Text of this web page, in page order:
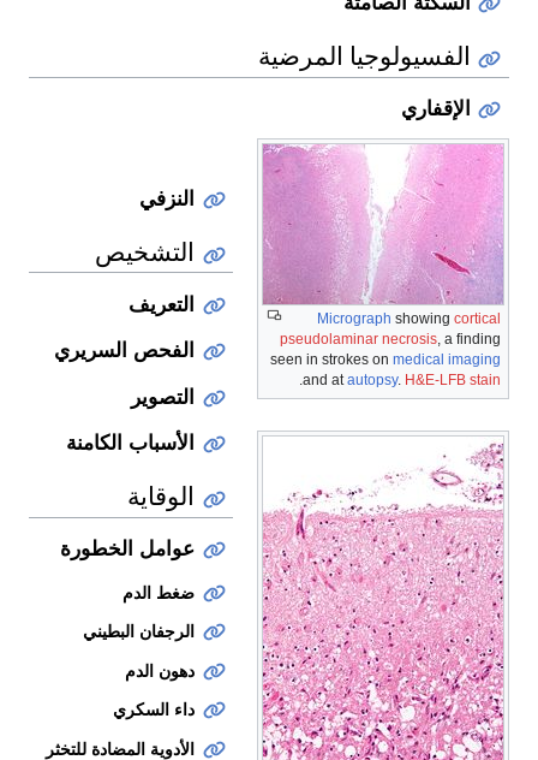
الفسيولوجيا المرضية
الإقفاري
Micrograph showing cortical
pseudolaminar necrosis, a finding
seen in strokes on medical imaging
and atautopsy. H&E-LFB stain
.
النزفي
التشخيص
التعريف
الفحص السريري
التصوير
الأسباب الكامنة
الوقاية
عوامل الخطورة
ضغط الدم
الرجفان البطيني
دهون الدم
داء السكري
الأدوية المضادة للتخثر